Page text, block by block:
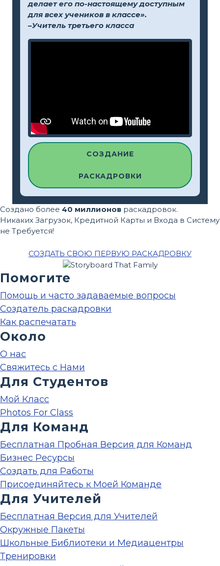
делает его по-настоящему доступным
для всех учеников в классе».
–Учитель третьего класса
СОЗДАНИЕ
РАСКАДРОВКИ
Создано более 40 миллионов раскадровок.
Никаких Загрузок, Кредитной Карты и Входа в Систему
не Требуется!
СОЗДАТЬ СВОЮ ПЕРВУЮ РАСКАДРОВКУ
Помогите
Помощь и часто задаваемые вопросы
Создатель раскадровки
Как распечатать
Около
О нас
Свяжитесь с Нами
Для Студентов
Мой Класс
Photos For Class
Для Команд
Бесплатная Пробная Версия для Команд
Бизнес Ресурсы
Создать для Работы
Присоединяйтесь к Моей Команде
Для Учителей
Бесплатная Версия для Учителей
Окружные Пакеты
Школьные Библиотеки и Медиацентры
Тренировки